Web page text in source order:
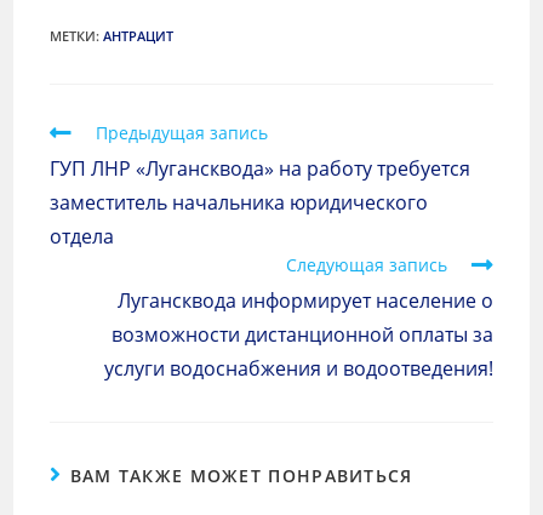
МЕТКИ:АНТРАЦИТ
Предыдущая запись
ГУП ЛНР «Лугансквода» на работу требуется
заместитель начальника юридического
отдела
Следующая запись
Лугансквода информирует население о
возможности дистанционной оплаты за
услуги водоснабжения и водоотведения!
ВАМ ТАКЖЕ МОЖЕТ ПОНРАВИТЬСЯ